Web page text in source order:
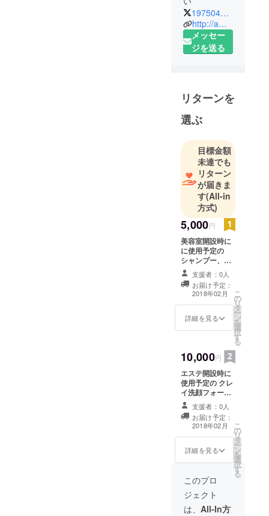
19750416omo
http://ameblo.jp/19750416omo/entry-12276795860.html
メッセー
ジを送る
リターンを
選ぶ
目標金額
未達でも
リターン
が届きま
す(All-in
方式)
5,000円
美容室開設時に
に使用予定の
シャンプー、ト
リートメントの
ミニサイズトラ
ベルセット オー
ルマイティーな
対応ですので、
安心して使って
支援者：0人
お届け予定：
2018年02月
詳細を見る
こ
の
リ
タ
ー
ン
を
選
択
す
る
10,000円
エステ開設時に
使用予定の クレ
イ洗顔フォーム
と飲む点滴とも
言われる地元名
産品を お送りさ
せていただきま
す。 メールにて
ご住所よろしく
支援者：0人
お届け予定：
2018年02月
詳細を見る
こ
の
リ
タ
ー
ン
を
選
択
す
る
このプロ
ジェクト
は、 All-In方